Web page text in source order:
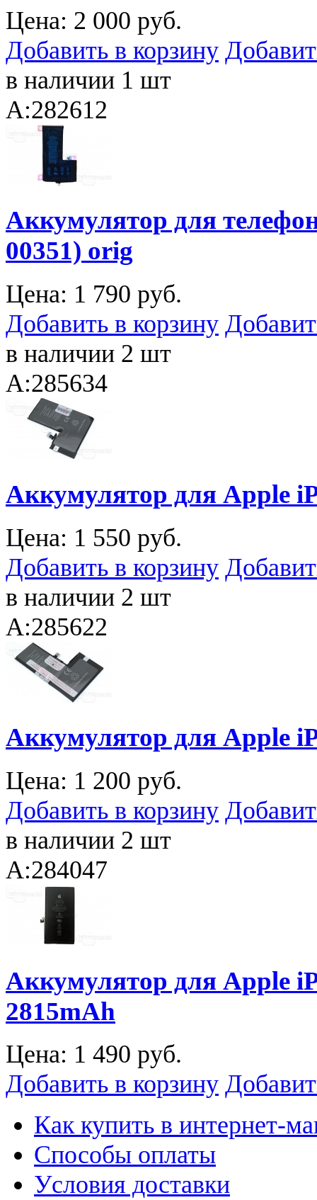
Цена: 2 000 руб.
Добавить в корзину
в наличии 1 шт
A:282612
Аккумулятор для
00351) orig
Цена: 1 790 руб.
Добавить в корзину
в наличии 2 шт
A:285634
Аккумулятор для Apple
Цена: 1 550 руб.
Добавить в корзину
в наличии 2 шт
A:285622
Аккумулятор для Apple
Цена: 1 200 руб.
Добавить в корзину
в наличии 2 шт
A:284047
Аккумулятор для Apple
2815mAh
Цена: 1 490 руб.
Добавить в корзину
Как купить в интернет-
Способы оплаты
Уcловия доставки